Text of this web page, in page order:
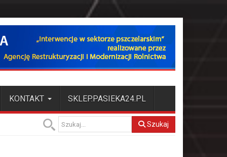
KONTAKT SKLEP.PASIEKA24.PL
Szukaj